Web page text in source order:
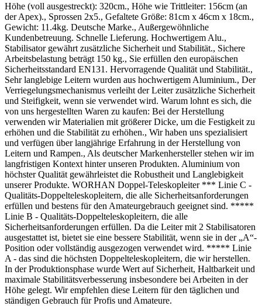
Höhe (voll ausgestreckt): 320cm., Höhe wie Trittleiter: 156cm (an
der Apex)., Sprossen 2x5., Gefaltete Größe: 81cm x 46cm x 18cm.,
Gewicht: 11.4kg. Deutsche Marke., Außergewöhnliche
Kundenbetreuung. Schnelle Lieferung. Hochwertigem Alu.,
Stabilisator gewährt zusätzliche Sicherheit und Stabilität., Sichere
Arbeitsbelastung beträgt 150 kg., Sie erfüllen den europäischen
Sicherheitsstandard EN131. Hervorragende Qualität und Stabilität.,
Sehr langlebige Leitern wurden aus hochwertigem Aluminium., Der
Verriegelungsmechanismus verleiht der Leiter zusätzliche Sicherheit
und Steifigkeit, wenn sie verwendet wird. Warum lohnt es sich, die
von uns hergestellten Waren zu kaufen: Bei der Herstellung
verwenden wir Materialien mit größerer Dicke, um die Festigkeit zu
erhöhen und die Stabilität zu erhöhen., Wir haben uns spezialisiert
und verfügen über langjährige Erfahrung in der Herstellung von
Leitern und Rampen., Als deutscher Markenhersteller stehen wir im
langfristigen Kontext hinter unseren Produkten. Aluminium von
höchster Qualität gewährleistet die Robustheit und Langlebigkeit
unserer Produkte. WORHAN Doppel-Teleskopleiter *** Linie C -
Qualitäts-Doppelteleskopleitern, die alle Sicherheitsanforderungen
erfüllen und bestens für den Amateurgebrauch geeignet sind. *****
Linie B - Qualitäts-Doppelteleskopleitern, die alle
Sicherheitsanforderungen erfüllen. Da die Leiter mit 2 Stabilisatoren
ausgestattet ist, bietet sie eine bessere Stabilität, wenn sie in der „A“-
Position oder vollständig ausgezogen verwendet wird. ***** Linie
A - das sind die höchsten Doppelteleskopleitern, die wir herstellen.
In der Produktionsphase wurde Wert auf Sicherheit, Haltbarkeit und
maximale Stabilitätsverbesserung insbesondere bei Arbeiten in der
Höhe gelegt. Wir empfehlen diese Leitern für den täglichen und
ständigen Gebrauch für Profis und Amateure.